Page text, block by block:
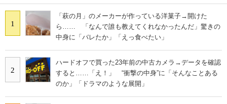
1
「萩の月」のメーカーが作っている洋菓子→開けた
ら…… 「なんで誰も教えてくれなかったんだ」驚きの
中身に「バレたか」「えっ食べたい」
2
ハードオフで買った23年前の中古カメラ→データを確認
すると……「え！」 “衝撃の中身”に「そんなことある
のか」「ドラマのような展開」